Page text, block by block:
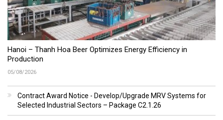
Hanoi – Thanh Hoa Beer Optimizes Energy Efficiency in
Production
05/08/2026
Contract Award Notice - Develop/Upgrade MRV Systems for
Selected Industrial Sectors – Package C2.1.26